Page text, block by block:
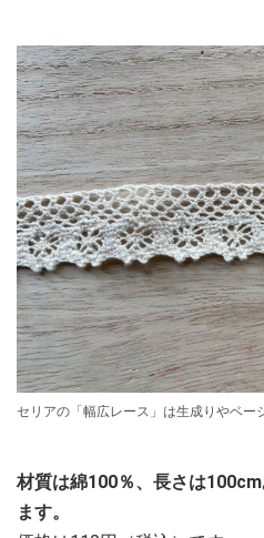
セリアの「幅広レース」は生成りやベー
材質は綿100％、長さは
ます。